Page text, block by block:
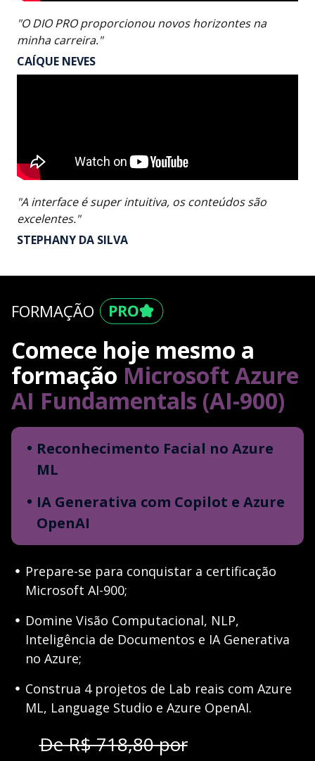
"O DIO PRO proporcionou novos horizontes na
minha carreira."
CAÍQUE NEVES
"A interface é super intuitiva, os conteúdos são
excelentes."
STEPHANY DA SILVA
FORMAÇÃO
Comece hoje mesmo a
formação Microsoft Azure
AI Fundamentals (AI-900)
Reconhecimento Facial no Azure
ML
IA Generativa com Copilot e Azure
OpenAI
Prepare-se para conquistar a certificação
Microsoft AI-900;
Domine Visão Computacional, NLP,
Inteligência de Documentos e IA Generativa
no Azure;
Construa 4 projetos de Lab reais com Azure
ML, Language Studio e Azure OpenAI.
De R$ 718,80 por